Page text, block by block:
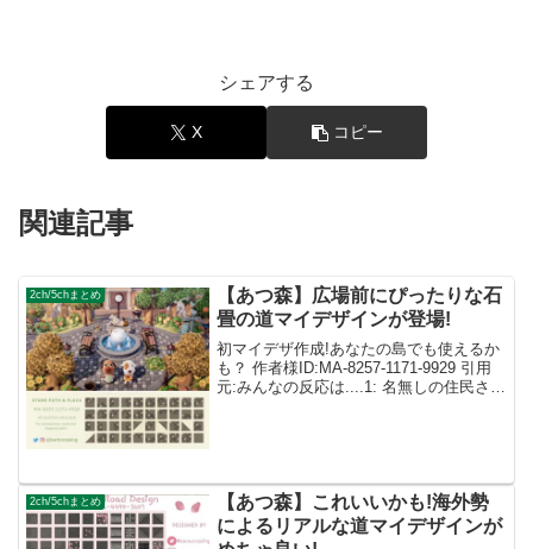
シェアする
X コピー
関連記事
2ch/5chまとめ
【あつ森】広場前にぴったりな石
畳の道マイデザインが登場!
初マイデザ作成!あなたの島でも使えるか
も？ 作者様ID:MA-8257-1171-9929 引用
元:みんなの反応は....1: 名無しの住民さん
2ch/5chまとめ
【あつ森】これいいかも!海外勢
によるリアルな道マイデザインが